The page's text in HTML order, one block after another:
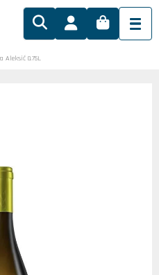
Aleksić 0.75L